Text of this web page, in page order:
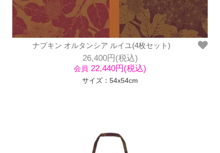
ナプキン オルタンシア ルイユ(4枚セット)
26,400円(税込)
会員 22,440円(税込)
サイズ：54x54cm